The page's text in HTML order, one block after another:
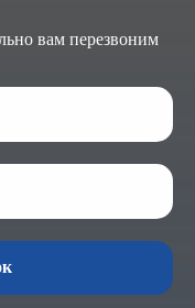
вам перезвоним